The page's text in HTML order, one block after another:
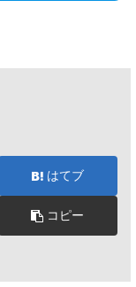
はてブ
コピー